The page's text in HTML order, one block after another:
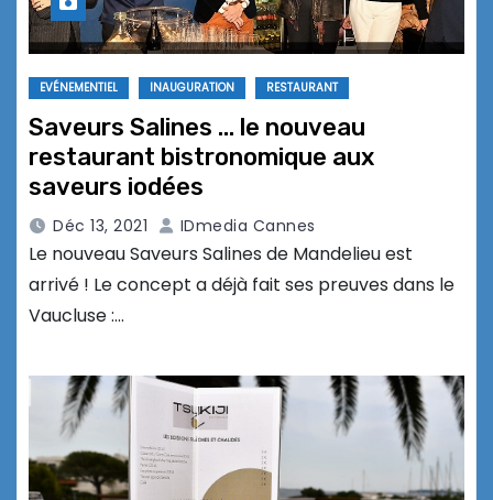
EVÉNEMENTIEL INAUGURATION RESTAURANT
Saveurs Salines … le nouveau
restaurant bistronomique aux
saveurs iodées
Déc 13, 2021 IDmedia Cannes
Le nouveau Saveurs Salines de Mandelieu est
arrivé ! Le concept a déjà fait ses preuves dans le
Vaucluse :…